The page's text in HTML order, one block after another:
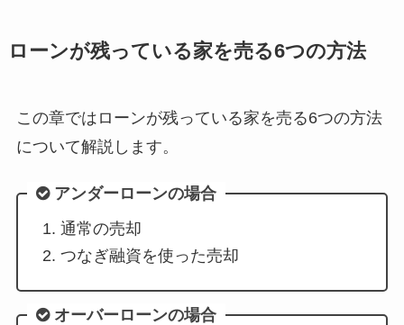
ローンが残っている家を売る6つの方法
この章ではローンが残っている家を売る6つの方法
について解説します。
アンダーローンの場合
通常の売却
つなぎ融資を使った売却
オーバーローンの場合